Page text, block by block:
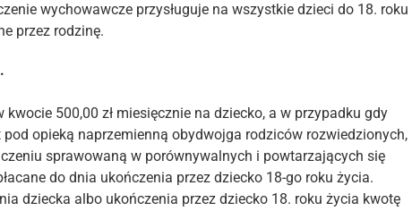
wychowawcze przysługuje na wszystkie dzieci do 18. roku
przez rodzinę.
500,00 zł miesięcznie na dziecko, a w przypadku gdy
opieką naprzemienną obydwojga rodziców rozwiedzionych,
sprawowaną w porównywalnych i powtarzających się
do dnia ukończenia przez dziecko 18-go roku życia.
dziecka albo ukończenia przez dziecko 18. roku życia kwotę